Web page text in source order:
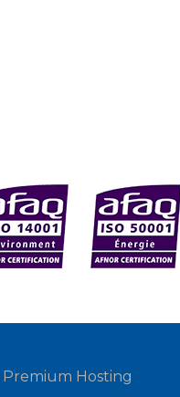
Premium Hosting